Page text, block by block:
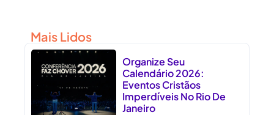
Mais Lidos
Organize Seu
Calendário 2026:
Eventos Cristãos
Imperdíveis No Rio De
Janeiro